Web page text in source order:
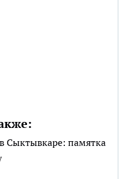
Сыктывкаре: памятка